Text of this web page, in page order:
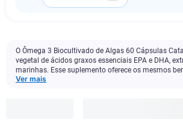
O Ômega 3 Biocultivado de Algas 60 Cápsulas
vegetal de ácidos graxos essenciais EPA e DHA,
marinhas. Esse suplemento oferece os mesmos
Ver mais